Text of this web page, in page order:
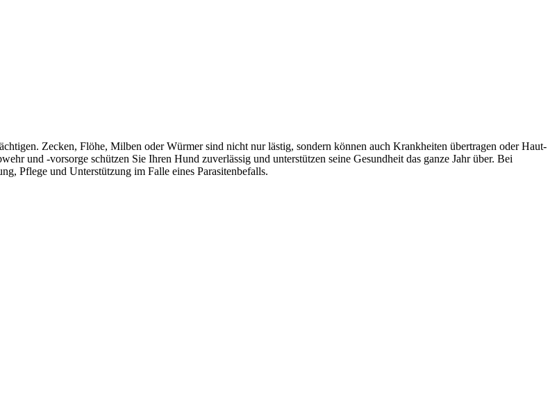
Zecken, Flöhe, Milben oder Würmer sind nicht nur lästig, sondern können auch Krankheiten übertragen oder Haut-
und -vorsorge schützen Sie Ihren Hund zuverlässig und unterstützen seine Gesundheit das ganze Jahr über. Bei
Pflege und Unterstützung im Falle eines Parasitenbefalls.